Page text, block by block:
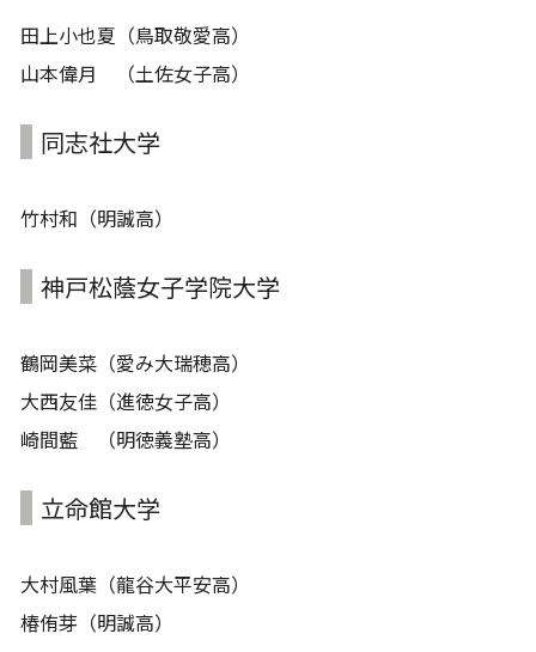
田上小也夏（鳥取敬愛高）
山本偉月 （土佐女子高）
同志社大学
竹村和（明誠高）
神戸松蔭女子学院大学
鶴岡美菜（愛み大瑞穂高）
大西友佳（進徳女子高）
崎間藍 （明徳義塾高）
立命館大学
大村風葉（龍谷大平安高）
椿侑芽（明誠高）